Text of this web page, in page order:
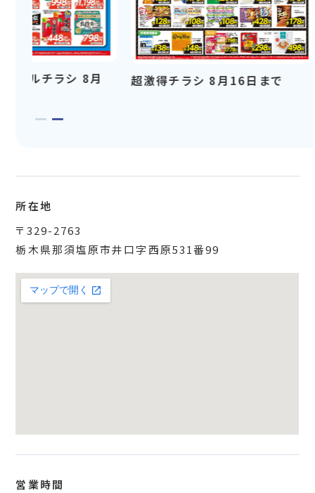
所在地
〒329-2763
栃木県那須塩原市井口字西原531番99
営業時間
セールチラシ 8月 超激得チラシ 8月16日まで